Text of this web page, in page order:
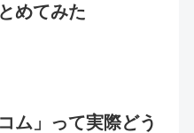
めてみた
ム」って実際どう